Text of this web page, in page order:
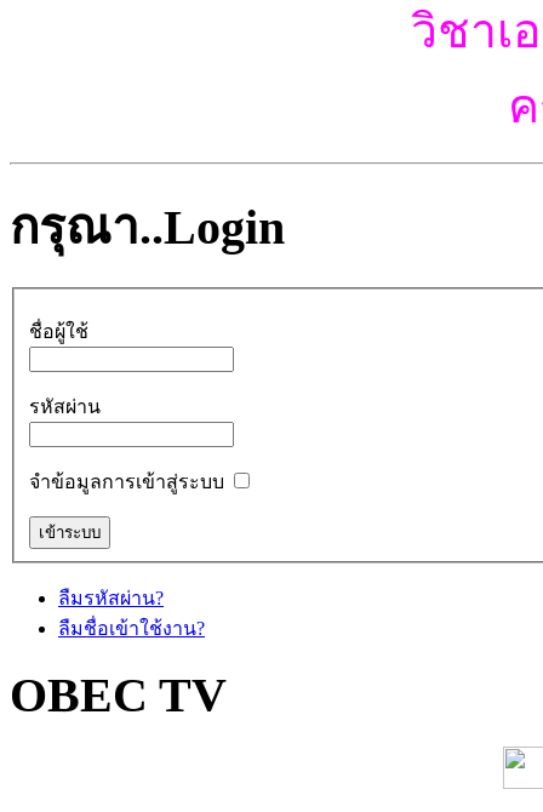
วิชาเ
กรุณา..Login
ชื่อผู้ใช้
รหัสผ่าน
จำข้อมูลการเข้าสู่ระบบ
ลืมรหัสผ่าน?
ลืมชื่อเข้าใช้งาน?
OBEC TV